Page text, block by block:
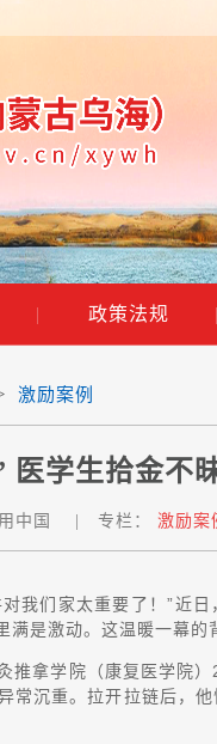
| 政策法规
激励案例
医学生拾金不
中国 专栏： 激励案
我们家太重要了！”近
满是激动。这温暖一幕
推拿学院（康复医学院
常沉重。拉开拉链后，